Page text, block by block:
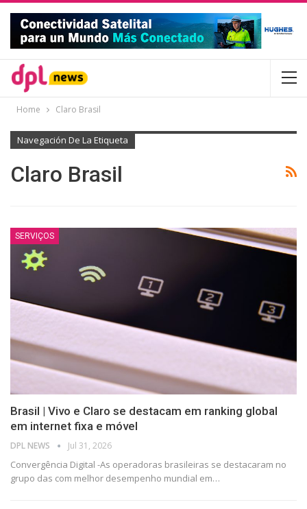
Home Claro Brasil
Navegación De La Etiqueta
Claro Brasil
SERVIÇOS
Brasil | Vivo e Claro se destacam em ranking global
em internet fixa e móvel
DPL NEWS Jul 31, 2026
Convergência Digital -As operadoras brasileiras se destacaram no
grupo das com melhor desempenho mundial em…